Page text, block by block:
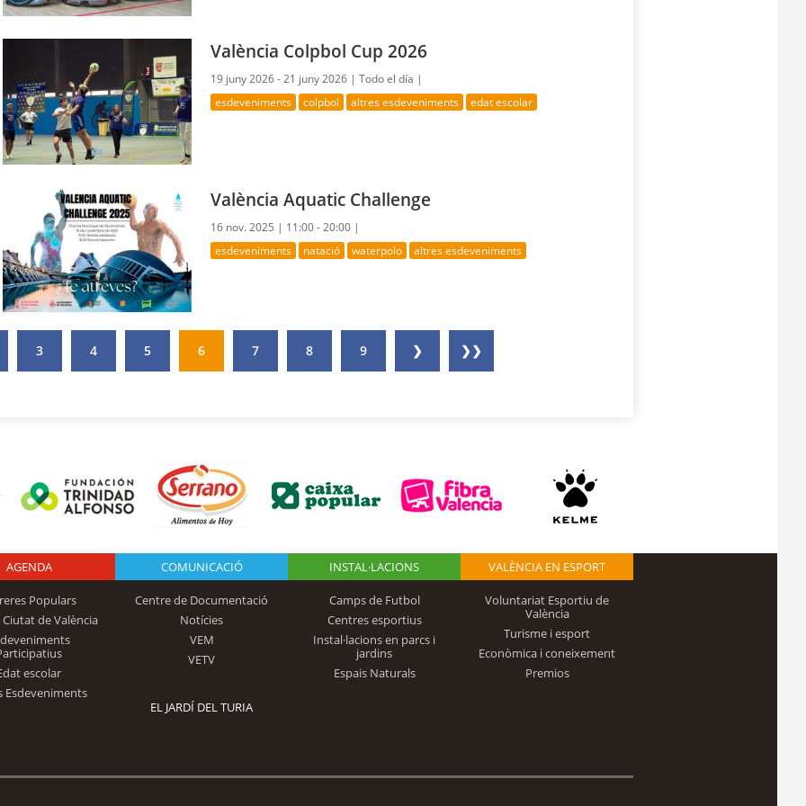
València Colpbol Cup 2026
19 juny 2026 - 21 juny 2026 |Todo el día |
esdeveniments colpbol altres esdeveniments edat escolar
València Aquatic Challenge
16 nov. 2025 | 11:00 - 20:00 |
esdeveniments natació waterpolo altres esdeveniments
3 4 5 6 7 8 9 ❯ ❯❯
Logo Fundación
Trinidad Alfonso
AGENDA
Populars
de València
escolar
Esdeveniments
COMUNICACIÓ
Centre de Documentació
Notícies
VEM
VETV
INSTAL·LACIONS
Camps de Futbol
Centres esportius
Instal·lacions en parcs i
jardins
Espais Naturals
VALÈNCIA EN ESPORT
Voluntariat Esportiu de
València
Turisme i esport
Econòmica i coneixement
Premios
EL JARDÍ DEL TURIA